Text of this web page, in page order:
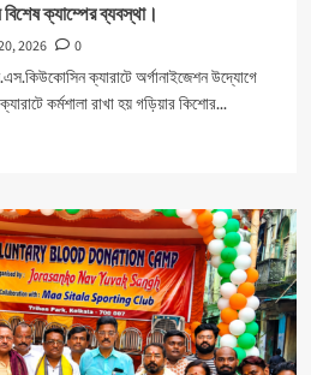
বিশেষ ক্যাম্পের ব্যবস্থা।
2026
0
ক্যারাটে অর্গানাইজেশন উদ্যোগে
কর্মশালা রাখা হয় গড়িয়ার কিশোর...